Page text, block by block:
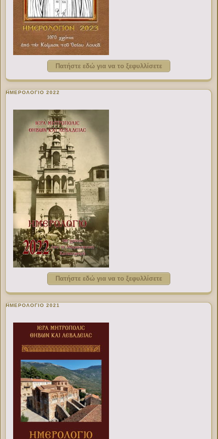
Πατήστε εδώ για να το ξεφυλλίσετε
ΗΜΕΡΟΛΟΓΙΟ 2022
Πατήστε εδώ για να το ξεφυλλίσετε
ΗΜΕΡΟΛΟΓΙΟ 2021